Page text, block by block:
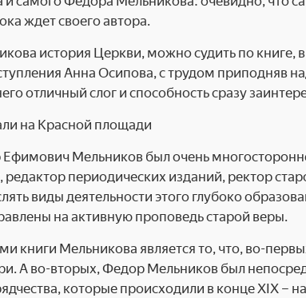
ждет своего автора.
история Церкви, можно судить по книге,
Анна Осипова, с трудом приподняв
отличный слог и способность сразу
Мельников был очень
редактор периодических изданий, ректор
виды деятельности этого глубоко
на активную проповедь старой веры.
книги Мельникова является то, что, во-
А во-вторых, Федор Мельников был
которые происходили в конце XIX –